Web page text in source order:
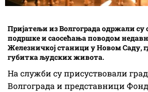
Пријатељи из Волгограда одржали су
подршке и саосећања поводом
Железничкој станици у Новом Саду,
губитка људских живота.
На служби су присуствовали
Волгограда и представници